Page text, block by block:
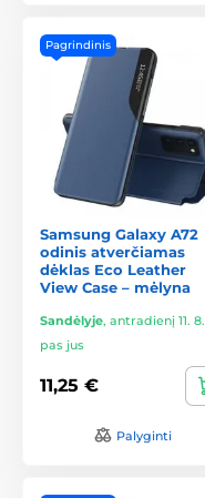
Pagrindinis
Samsung Galaxy A72
odinis atverčiamas
dėklas Eco Leather
View Case – mėlyna
Sandėlyje, antradienį 11. 8.
pas jus
11,25 €
Palyginti